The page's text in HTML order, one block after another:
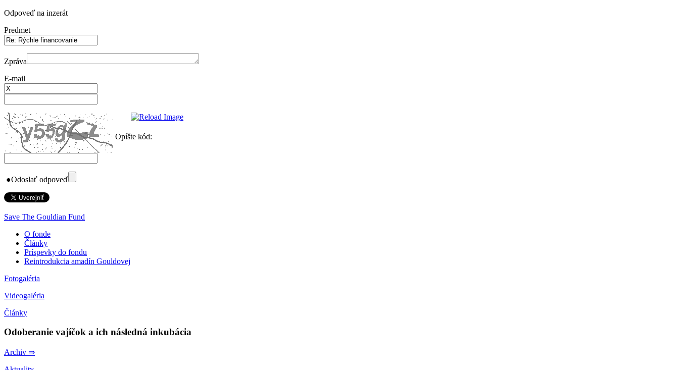
Odpoveď na inzerát
Predmet
Zpráva
E-mail
Opíšte kód:
●Odoslať odpoveď
Save The Gouldian Fund
O fonde
Články
Príspevky do fondu
Reintrodukcia amadín Gouldovej
Fotogaléria
Videogaléria
Články
Odoberanie vajíčok a ich následná inkubácia
Archiv ⇒